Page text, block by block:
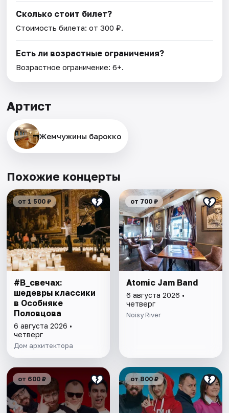
Сколько стоит билет?
Стоимость билета: от 300 ₽.
Есть ли возрастные ограничения?
Возрастное ограничение: 6+.
Артист
Жемчужины барокко
Похожие концерты
от 1 500 ₽
#В_свечах:
шедевры классики
в Особняке
Половцова
6 августа 2026 •
четверг
Дом архитектора
от 700 ₽
Atomic Jam Band
6 августа 2026 •
четверг
Noisy River
от 600 ₽ от 800 ₽